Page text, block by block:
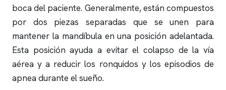
boca del paciente. Generalmente, están compuestos
por dos piezas separadas que se unen para
mantener la mandíbula en una posición adelantada.
Esta posición ayuda a evitar el colapso de la vía
aérea y a reducir los ronquidos y los episodios de
apneadurante el sueño.